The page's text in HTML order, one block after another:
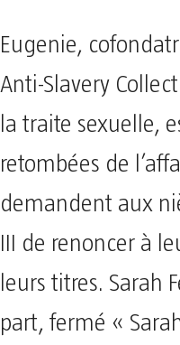
Eugenie,
Anti-Slavery
la traite sexuelle,
retombées de
demandent aux
III de renoncer à
leurs titres. Sarah
part, fermé «